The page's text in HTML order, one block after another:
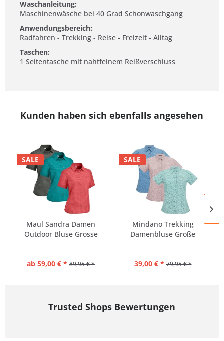
Waschanleitung:
Maschinenwäsche bei 40 Grad Schonwaschgang
Anwendungsbereich:
Radfahren - Trekking - Reise - Freizeit - Alltag
Taschen:
1 Seitentasche mit nahtfeinem Reißverschluss
Kunden haben sich ebenfalls angesehen
SALE
Maul Sandra Damen
Outdoor Bluse Grosse
ab 59,00 € * 89,95 € *
SALE
Mindano Trekking
Damenbluse Große
39,00 € * 79,95 € *
Trusted Shops Bewertungen